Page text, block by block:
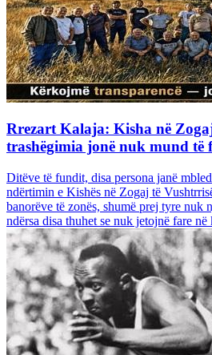
Rrezart Kalaja: Kisha në
trashëgimia jonë nuk mund të
Ditëve të fundit, disa persona janë
ndërtimin e Kishës në Zogaj të
banorëve të zonës, shumë prej tyre nuk
ndërsa disa thuhet se nuk jetojnë fare